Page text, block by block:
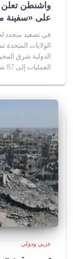
على «سفينة
في تصعيد متجدد
الولايات
الدولية شرق
العمليات إلى 87 شخصاً على الأقل، وسط انتقادات
عربي ودولي